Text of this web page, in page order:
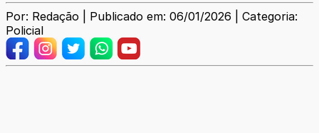
Por: Redação | Publicado em: 06/01/2026 | Categoria:
Policial